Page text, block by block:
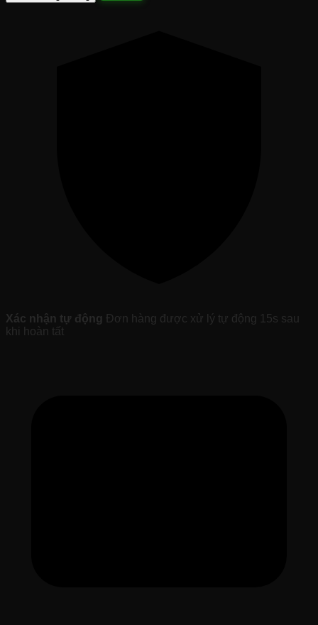
Học
Xác nhận tự động Đơn hàng được xử lý tự động 15s sau
khi hoàn tất